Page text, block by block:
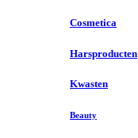
Cosmetica
Harsproducten
Kwasten
Beauty